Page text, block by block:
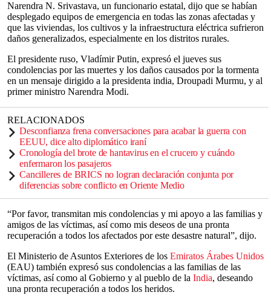
Narendra N. Srivastava, un funcionario estatal, dijo que se habían
desplegado equipos de emergencia en todas las zonas afectadas y
que las viviendas, los cultivos y la infraestructura eléctrica sufrieron
daños generalizados, especialmente en los distritos rurales.
El presidente ruso, Vladímir Putin, expresó el jueves sus
condolencias por las muertes y los daños causados por la tormenta
en un mensaje dirigido a la presidenta india, Droupadi Murmu, y al
primer ministro Narendra Modi.
RELACIONADOS
Desconfianza frena conversaciones para acabar la guerra con
EEUU, dice alto diplomático iraní
Cronología del brote de hantavirus en el crucero y cuándo
enfermaron los pasajeros
Cancilleres de BRICS no logran declaración conjunta por
diferencias sobre conflicto en Oriente Medio
“Por favor, transmitan mis condolencias y mi apoyo a las familias y
amigos de las víctimas, así como mis deseos de una pronta
recuperación a todos los afectados por este desastre natural”, dijo.
El Ministerio de Asuntos Exteriores de los Emiratos Árabes Unidos
(EAU) también expresó sus condolencias a las familias de las
víctimas, así como al Gobierno y al pueblo de la India, deseando
una pronta recuperación a todos los heridos.